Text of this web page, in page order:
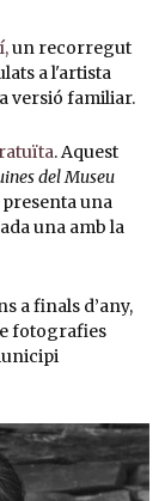
un recorregut
a l'artista
versió familiar.
. Aquest
del Museu
presenta una
una amb la
a finals d’any,
fotografies